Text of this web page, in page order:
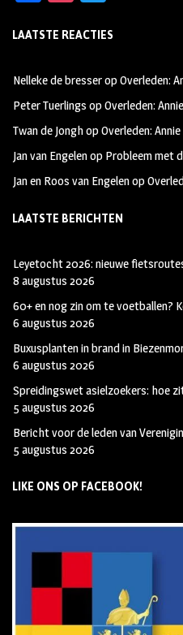
b
oo
k
ag
m
tt
LAATSTE REACTIES
Nelleke de bresseropOverleden:
Peter Tuerlings opOverleden:
Twan de JonghopOverleden:
Jan van Engelenop Probleem met
Jan en Roos van Engelenop
LAATSTE BERICHTEN
Leyetocht 2026: nieuwe
8 augustus 2026
60+ en nog zin om te voetballen?
6 augustus 2026
Buxusplanten in brand in
6 augustus 2026
Spreidingswet asielzoekers: hoe
5 augustus 2026
Bericht voor de leden van
5 augustus 2026
LIKE ONS OP FACEBOOK!